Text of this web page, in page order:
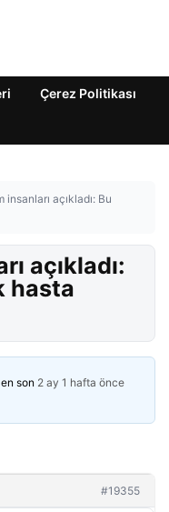
Çerez Politikası
insanları açıkladı: Bu
açıkladı:
hasta
son 2 ay 1 hafta önce
#19355